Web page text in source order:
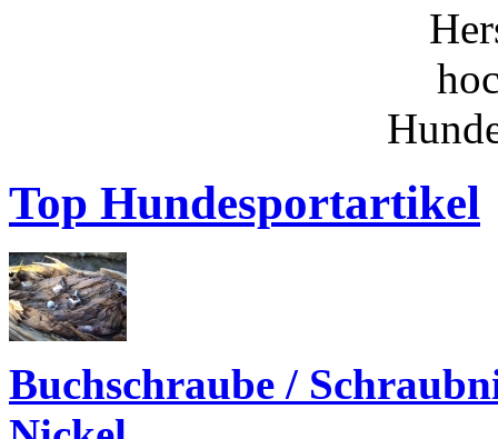
Top Hundesportartikel
Buchschraube /